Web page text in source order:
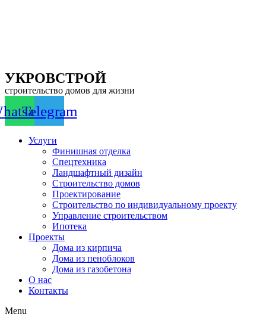
УКРОВСТРОЙ
строительство домов для жизни
Telegram
Услуги
Финишная отделка
Спецтехника
Ландшафтный дизайн
Строительство домов
Проектирование
Строительство по индивидуальному проекту
Управление строительством
Ипотека
Проекты
Дома из кирпича
Дома из пеноблоков
Дома из газобетона
О нас
Контакты
Menu